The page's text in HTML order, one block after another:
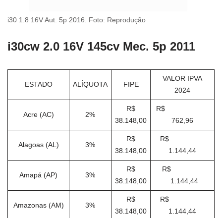
i30 1.8 16V Aut. 5p 2016. Foto: Reprodução
i30cw 2.0 16V 145cv Mec. 5p 2011
ESTADO ALÍQUOTA FIPE
VALOR IPVA
2024
Acre (AC) 2%
R$
38.148,00
R$
762,96
Alagoas (AL) 3%
R$
38.148,00
R$
1.144,44
Amapá (AP) 3%
R$
38.148,00
R$
1.144,44
Amazonas (AM) 3%
R$
38.148,00
R$
1.144,44